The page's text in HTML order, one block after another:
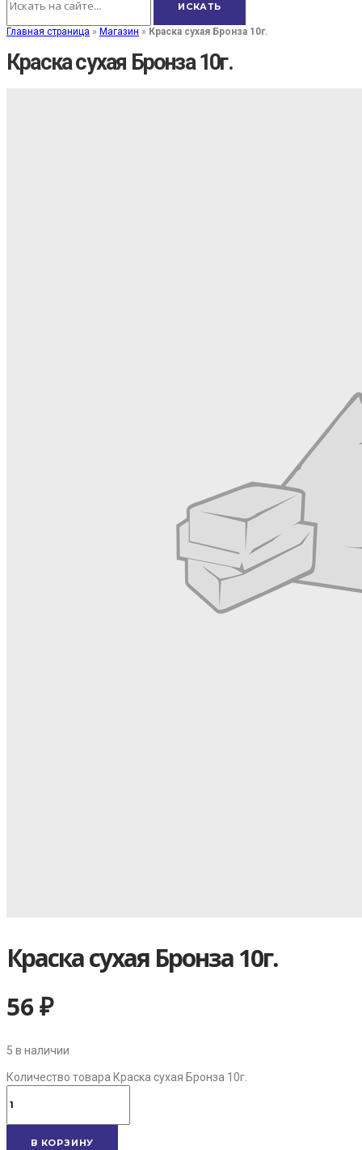
Главная страница » Магазин » Краска сухая Бронза 10г.
Краска сухая Бронза 10г.
Краска сухая Бронза 10г.
56₽
5 в наличии
Количество товара Краска сухая Бронза 10г.
В КОРЗИНУ